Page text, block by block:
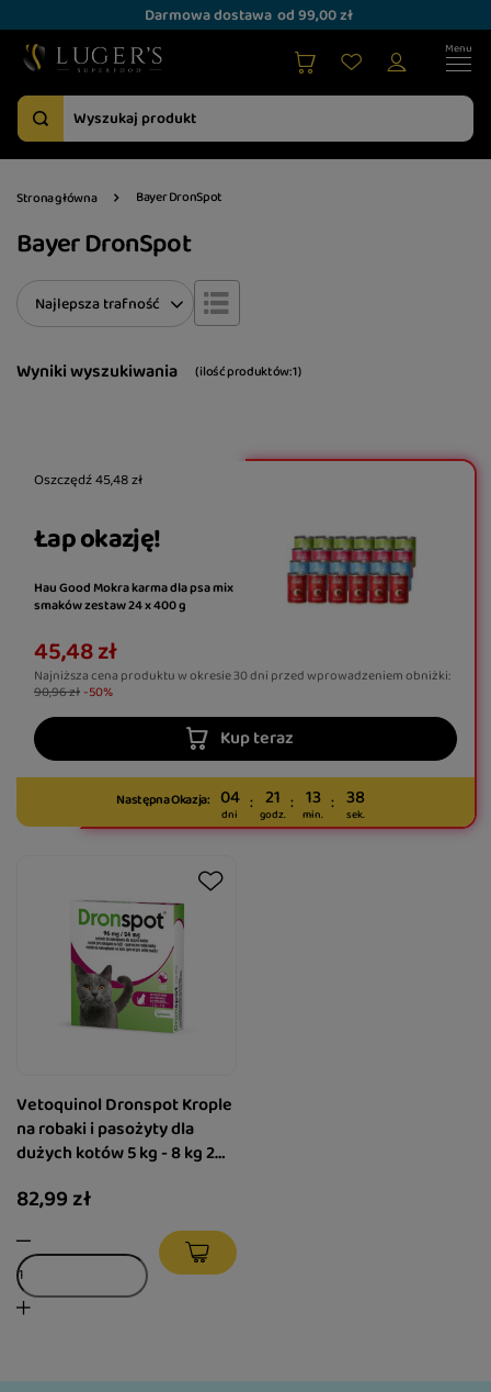
Darmowa dostawa od 99,00 zł
Strona główna Bayer DronSpot
Bayer DronSpot
Wyniki wyszukiwania ( ilość produktów:1)
Zmień sortowanie
Najlepsza trafność
Vetoquinol Dronspot Krople
na robaki i pasożyty dla
dużych kotów 5 kg - 8 kg 2
82,99 zł
Oszczędź45,48 zł
Łap okazję!
Hau Good Mokra karma dla psa mix
smaków zestaw 24 x 400 g
45,48 zł
Najniższa cena produktu w okresie 30 dni przed wprowadzeniem obniżki:
90,96 zł -50%
Kup teraz
Następna Okazja:
dni
04
godz.
21
min.
13
sek.
38